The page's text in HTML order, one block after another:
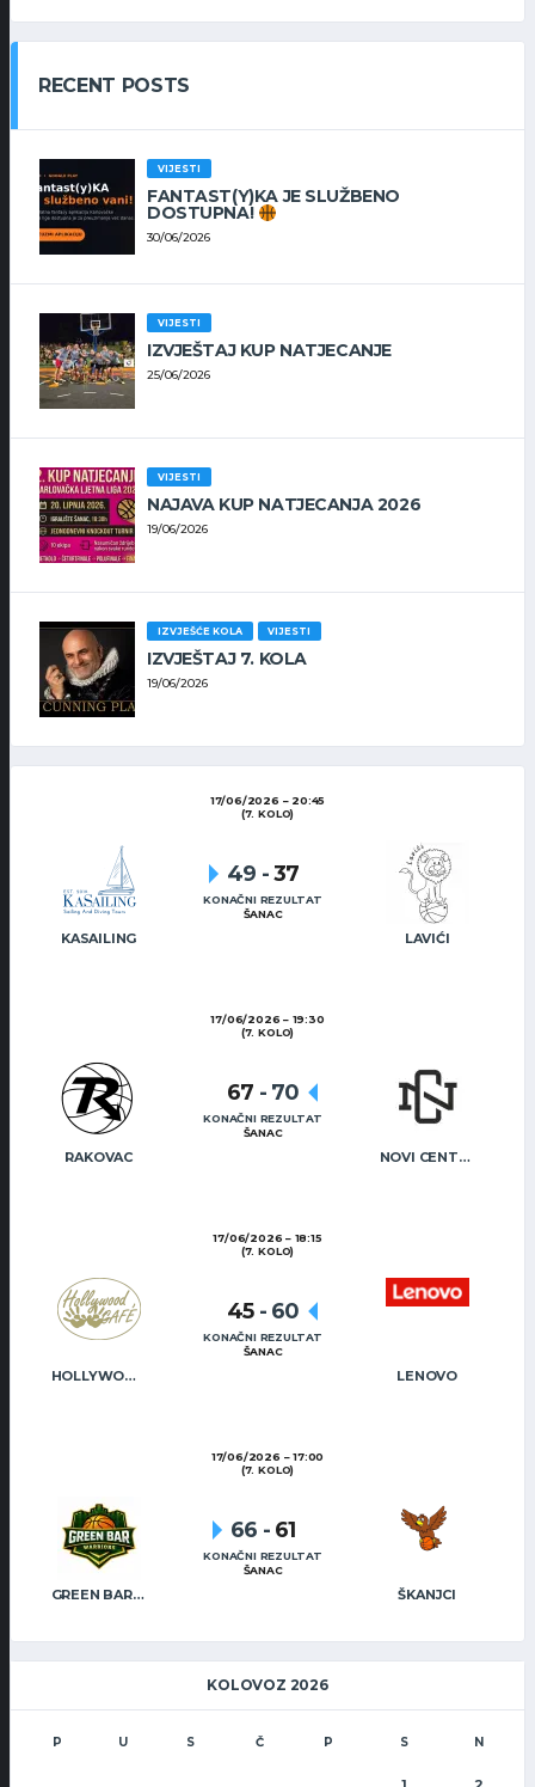
RECENT POSTS
VIJESTI
FANTAST(Y)KA JE SLUŽBENO
DOSTUPNA!
30/06/2026
VIJESTI
IZVJEŠTAJ KUP NATJECANJE
25/06/2026
VIJESTI
NAJAVA KUP NATJECANJA 2026
19/06/2026
IZVJEŠĆE KOLA VIJESTI
IZVJEŠTAJ 7. KOLA
19/06/2026
17/06/2026
20:45
(7. KOLO)
KASAILING LAVIĆI
49 -37
KONAČNI REZULTAT
ŠANAC
17/06/2026
19:30
(7. KOLO)
RAKOVAC NOVI CENTAR
67 - 70
KONAČNI REZULTAT
ŠANAC
17/06/2026
18:15
(7. KOLO)
HOLLYWOOD CAFÉ LENOVO
45 - 60
KONAČNI REZULTAT
ŠANAC
17/06/2026
17:00
(7. KOLO)
GREEN BAR WARRIORS ŠKANJCI
66 - 61
KONAČNI REZULTAT
ŠANAC
KOLOVOZ 2026
P U S Č P S N